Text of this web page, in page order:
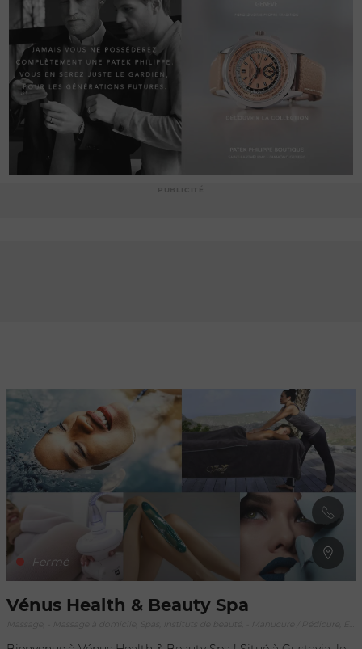
Fermé
Vénus Health & Beauty Spa